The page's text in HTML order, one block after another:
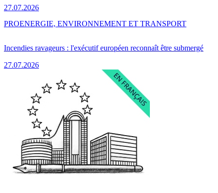
27.07.2026
Incendies ravageurs : l'exécutif européen reconnaît être submergé
27.07.2026
PROENERGIE, ENVIRONNEMENT ET TRANSPORT